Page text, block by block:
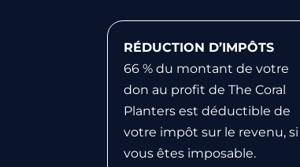
RÉDUCTION D’IMPÔTS
66 % du montant de votre
don au profit de The Coral
Planters est déductible de
votre impôt sur le revenu, si
vous êtes imposable.